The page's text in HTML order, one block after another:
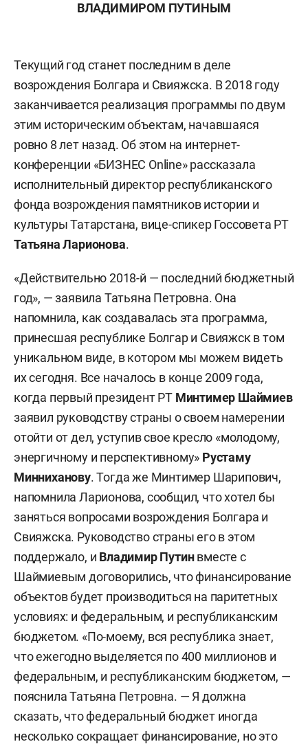
ВЛАДИМИРОМ ПУТИНЫМ
Текущий год станет последним в деле
возрождения Болгара и Свияжска. В 2018 году
заканчивается реализация программы по двум
этим историческим объектам, начавшаяся
ровно 8 лет назад. Об этом на интернет-
конференции «БИЗНЕС Online» рассказала
исполнительный директор республиканского
фонда возрождения памятников истории и
культуры Татарстана, вице-спикер Госсовета РТ
Татьяна Ларионова.
«Действительно 2018-й — последний бюджетный
год», — заявила Татьяна Петровна. Она
напомнила, как создавалась эта программа,
принесшая республике Болгар и Свияжск в том
уникальном виде, в котором мы можем видеть
их сегодня. Все началось в конце 2009 года,
когда первый президент РТ Минтимер Шаймиев
заявил руководству страны о своем намерении
отойти от дел, уступив свое кресло «молодому,
энергичному и перспективному» Рустаму
Минниханову. Тогда же Минтимер Шарипович,
напомнила Ларионова, сообщил, что хотел бы
заняться вопросами возрождения Болгара и
Свияжска. Руководство страны его в этом
поддержало, и Владимир Путинвместе с
Шаймиевым договорились, что финансирование
объектов будет производиться на паритетных
условиях: и федеральным, и республиканским
бюджетом. «По-моему, вся республика знает,
что ежегодно выделяется по 400 миллионов и
федеральным, и республиканским бюджетом, —
пояснила Татьяна Петровна. — Я должна
сказать, что федеральный бюджет иногда
несколько сокращает финансирование, но это